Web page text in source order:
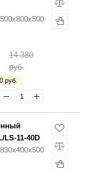
14 380
руб.
руб.
11-40D